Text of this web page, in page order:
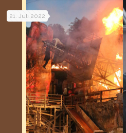
21. Juli 2022